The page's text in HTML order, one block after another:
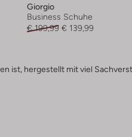
Giorgio
Business Schuhe
€ 199,99 € 139,99
ist, hergestellt mit viel